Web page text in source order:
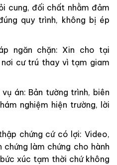
cung, đối chất nhằm đảm
quy trình, không bị ép
ngăn chặn: Xin cho tại
cư trú thay vì tạm giam
án: Bản tường trình, biên
nghiệm hiện trường, lời
chứng cứ có lợi: Video,
chứng làm chứng cho hành
xúc tạm thời chứ không